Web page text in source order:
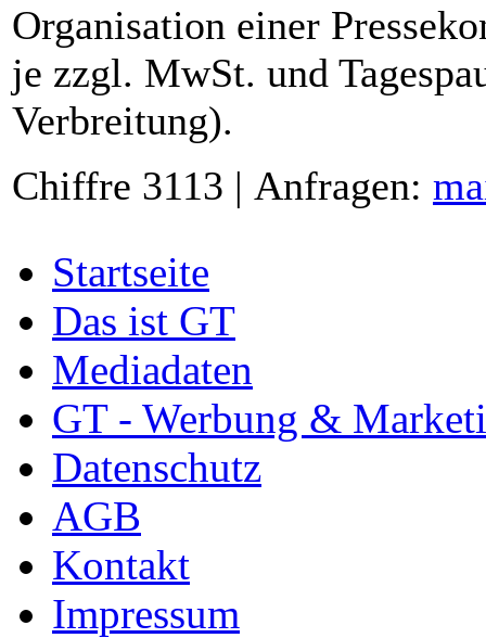
Organisation einer
je zzgl. MwSt. und
Verbreitung).
Chiffre 3113 | Anfragen:
Startseite
Das ist GT
Mediadaten
GT - Werbung &
Datenschutz
AGB
Kontakt
Impressum